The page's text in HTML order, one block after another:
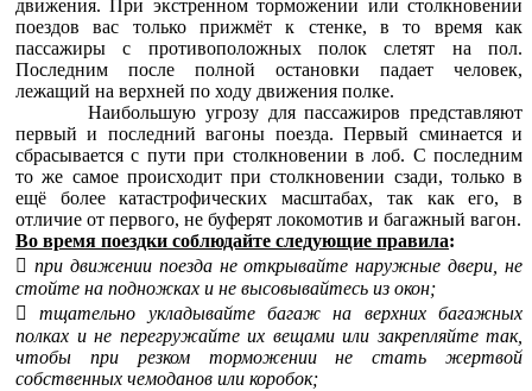
движения. При экстренном торможении или столкновении
поездов вас только прижмёт к стенке, в то время как
пассажиры с противоположных полок слетят на пол.
Последним после полной остановки падает человек,
лежащий на верхней по ходу движения полке.
Наибольшую угрозу для пассажиров представляют
первый и последний вагоны поезда. Первый сминается и
сбрасывается с пути при столкновении в лоб. С последним
то же самое происходит при столкновении сзади, только в
ещё более катастрофических масштабах, так как его, в
отличие от первого, не буферят локомотив и багажный вагон.
Во время поездки соблюдайте следующие правила:
 при движении поезда не открывайте наружные двери, не
стойте на подножках и не высовывайтесь из окон;

тщательно укладывайте багаж на верхних багажных
полках и не перегружайте их вещами или закрепляйте так,
чтобы при резком торможении не стать жертвой
собственных чемоданов или коробок;